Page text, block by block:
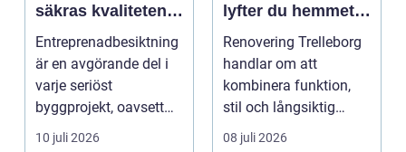
säkras kvaliteten i
byggprojekt
Entreprenadbesiktning
är en avgörande del i
varje seriöst
byggprojekt, oavsett
om det handlar om en
10 juli 2026
lyfter du hemmet
på ett smart sätt
Renovering Trelleborg
handlar om att
kombinera funktion,
stil och långsiktig
ekonomi i samma p...
08 juli 2026